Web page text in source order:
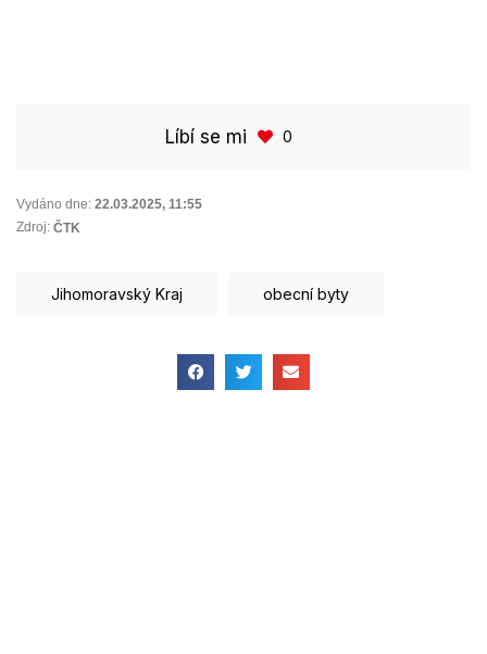
Líbí se mi 0
Vydáno dne: 22.03.2025, 11:55
Zdroj: ČTK
Jihomoravský Kraj obecní byty